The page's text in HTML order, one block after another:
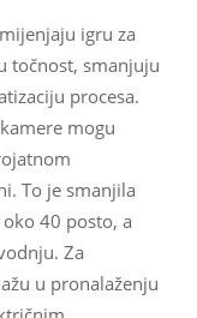
igru za
točnost, smanjuju
procesa.
mogu
To je smanjila
40 posto, a
Za
u pronalaženju